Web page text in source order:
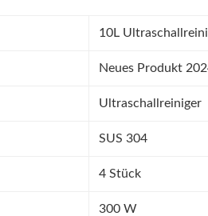
10L
Neues Produkt
Ultraschallreiniger
SUS 304
4 Stück
300 W